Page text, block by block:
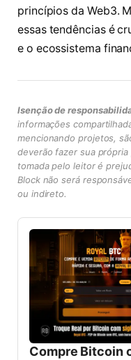
princípios da Web3.
essas tendências é
e o ecossistema
Isenção de
informações
mencionando projetos,
deverão fazer sua
tomada pelo leitor é
Block não será
ou indireto.
Compre Bitcoin